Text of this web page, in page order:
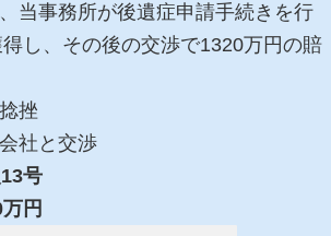
当事務所が後遺症申請手続きを行
し、その後の交渉で1320万円の賠
挫
社と交渉
13号
万円